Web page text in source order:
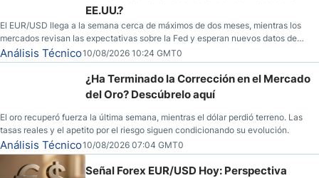
EE.UU.?
El EUR/USD llega a la semana cerca de máximos de dos meses, mientras los
mercados revisan las expectativas sobre la Fed y esperan nuevos datos de
inflación de EE. UU.
Análisis Técnico10/08/2026 10:24 GMT0
¿Ha Terminado la Corrección en el Mercado
del Oro? Descúbrelo aquí
El oro recuperó fuerza la última semana, mientras el dólar perdió terreno. Las
tasas reales y el apetito por el riesgo siguen condicionando su evolución.
Análisis Técnico10/08/2026 07:04 GMT0
Señal Forex EUR/USD Hoy: Perspectiva